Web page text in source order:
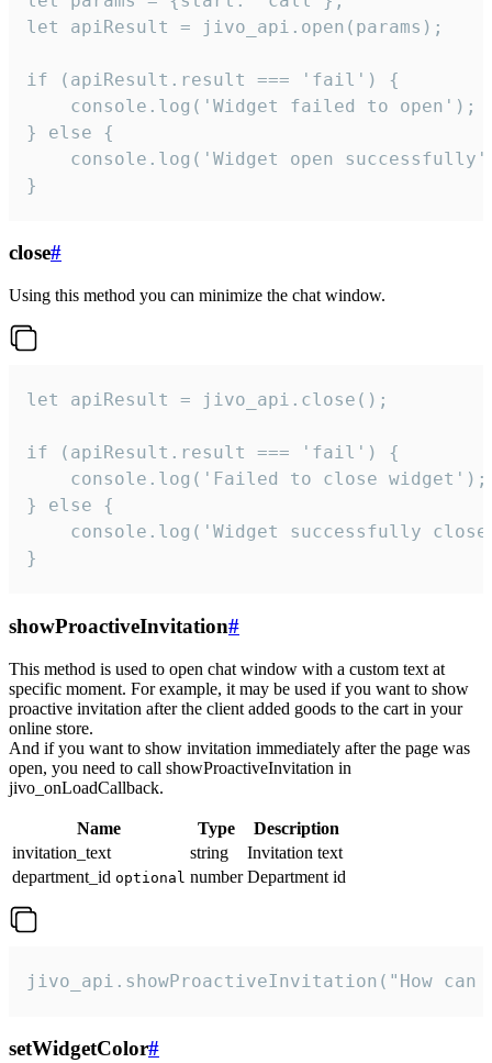
let apiResult = jivo_api.open(params);
if (apiResult.result === 'fail') {
    console.log('Widget failed to open');
} else {
console.log('Widget open
}
close#
Using this method you can minimize the chat window.
let apiResult = jivo_api.close();
if (apiResult.result === 'fail') {
    console.log('Failed to close widget');
} else {
console.log('Widget successfully
}
showProactiveInvitation#
This method is used to open chat window with a custom text at
specific moment. For example, it may be used if you want to show
proactive invitation after the client added goods to the cart in your
online store.
And if you want to show invitation immediately after the page was
open, you need to call showProactiveInvitation in
jivo_onLoadCallback.
Name Type
Description
invitation_text
string
Invitation text
department_id optional number Department id
jivo_api.showProactiveInvitation("How
setWidgetColor#